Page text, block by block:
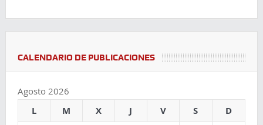
CALENDARIO DE PUBLICACIONES
Agosto 2026
L M X J V S D